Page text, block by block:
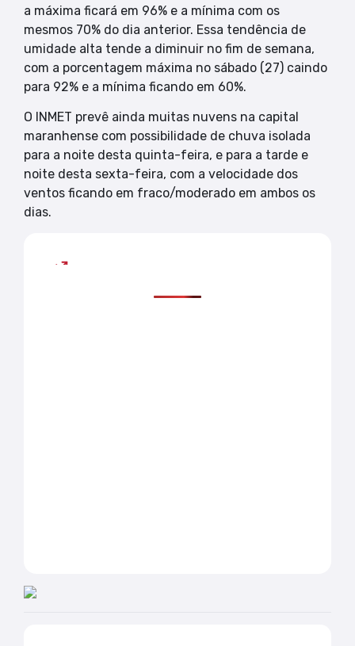
a máxima ficará em 96% e a mínima com os
mesmos 70% do dia anterior. Essa tendência de
umidade alta tende a diminuir no fim de semana,
com a porcentagem máxima no sábado (27) caindo
para 92% e a mínima ficando em 60%.
O INMET prevê ainda muitas nuvens na capital
maranhense com possibilidade de chuva isolada
para a noite desta quinta-feira, e para a tarde e
noite desta sexta-feira, com a velocidade dos
ventos ficando em fraco/moderado em ambos os
dias.